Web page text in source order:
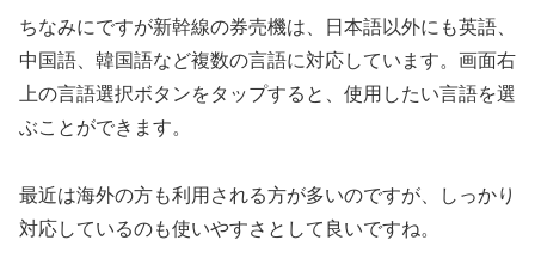
ちなみにですが新幹線の券売機は、日本語以外にも英語、
中国語、韓国語など複数の言語に対応しています。画面右
上の言語選択ボタンをタップすると、使用したい言語を選
ぶことができます。
最近は海外の方も利用される方が多いのですが、しっかり
対応しているのも使いやすさとして良いですね。